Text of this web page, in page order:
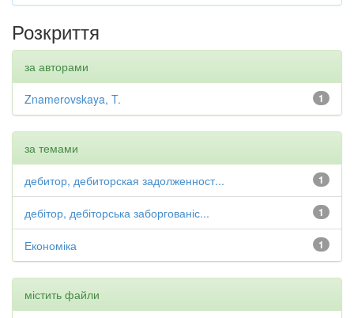
Розкриття
за авторами
1
Znamerovskaya, T.
за темами
1
дебитор, дебиторская задолженност...
1
дебітор, дебіторська заборгованіс...
1
Економіка
містить файли